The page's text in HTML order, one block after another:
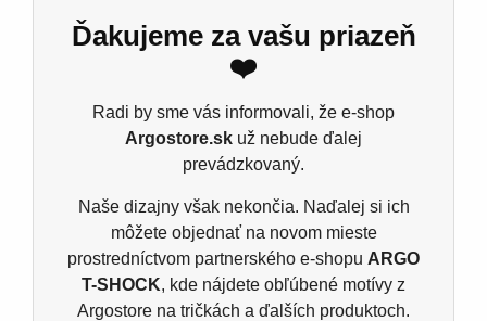
Dámske tričko B&C E190
100% predpraná prstencová bavlna
Ash: 99% bavlna, 1% viskóza, Šport grey: 85%
Súvisiace produkty
Ďakujeme za vašu priazeň
❤️
Radi by sme vás informovali, že e-shop
Argostore.sk už nebude ďalej
prevádzkovaný.
Naše dizajny však nekončia. Naďalej si ich
môžete objednať na novom mieste
prostredníctvom partnerského e-shopu ARGO
T-SHOCK, kde nájdete obľúbené motívy z
Argostore na tričkách a ďalších produktoch.